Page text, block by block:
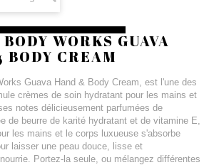
WORKS GUAVA
BODY CREAM
Guava Hand & Body Cream, est l'une des
crèmes de soin hydratant pour les mains et
notes délicieusement parfumées de
de beurre de karité hydratant et de vitamine E,
les mains et le corps luxueuse s'absorbe
laisser une peau douce, lisse et
Portez-la seule, ou mélangez différentes